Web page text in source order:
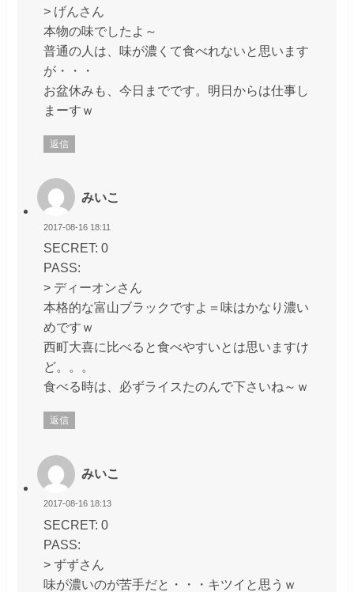
> げんさん
本物の味でしたよ～
普通の人は、味が濃くて食べれないと思います
が・・・
お盆休みも、今日までです。明日からは仕事し
まーすｗ
返信
みいこ
2017-08-16 18:11
SECRET: 0
PASS:
> ディーオンさん
本格的な富山ブラックですよ＝味はかなり濃い
めですｗ
西町大喜に比べると食べやすいとは思いますけ
ど。。。
食べる時は、必ずライスたのんで下さいね～ｗ
返信
みいこ
2017-08-16 18:13
SECRET: 0
PASS:
> ずずさん
味が濃いのが苦手だと・・・キツイと思うｗ